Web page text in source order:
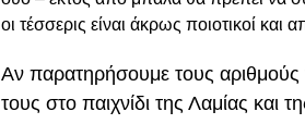
οι τέσσερις είναι άκρως ποιοτικοί
Αν παρατηρήσουμε τους αριθμούς
τους στο παιχνίδι της Λαμίας και